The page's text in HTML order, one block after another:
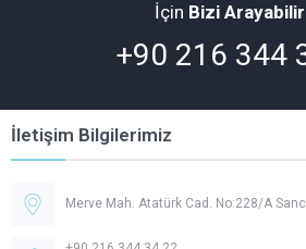
İçin Bizi
+90 216 344
İletişim Bilgilerimiz
Merve Mah. Atatürk Cad. No:228/A